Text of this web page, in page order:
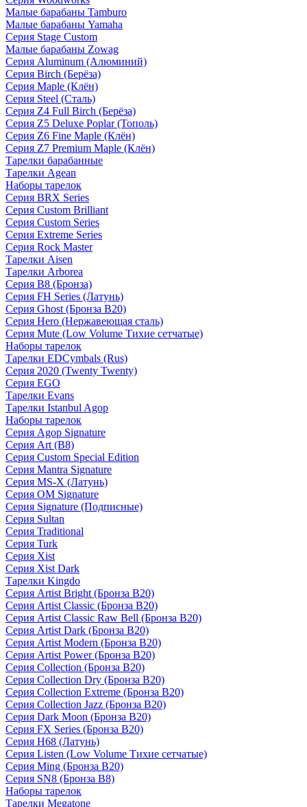
Малые барабаны Tamburo
Малые барабаны Yamaha
Серия Stage Custom
Малые барабаны Zowag
Серия Aluminum (Алюминий)
Серия Birch (Берёза)
Серия Maple (Клён)
Серия Steel (Сталь)
Серия Z4 Full Birch (Берёза)
Серия Z5 Deluxe Poplar (Тополь)
Серия Z6 Fine Maple (Клён)
Серия Z7 Premium Maple (Клён)
Тарелки барабанные
Тарелки Agean
Наборы тарелок
Серия BRX Series
Серия Custom Brilliant
Серия Custom Series
Серия Extreme Series
Серия Rock Master
Тарелки Aisen
Тарелки Arborea
Серия B8 (Бронза)
Серия FH Series (Латунь)
Серия Ghost (Бронза B20)
Серия Hero (Нержавеющая сталь)
Серия Mute (Low Volume Тихие сетчатые)
Наборы тарелок
Тарелки EDCymbals (Rus)
Серия 2020 (Twenty Twenty)
Серия EGO
Тарелки Evans
Тарелки Istanbul Agop
Наборы тарелок
Серия Agop Signature
Серия Art (B8)
Серия Custom Special Edition
Серия Mantra Signature
Серия MS-X (Латунь)
Серия OM Signature
Серия Signature (Подписные)
Серия Sultan
Серия Traditional
Серия Turk
Серия Xist
Серия Xist Dark
Тарелки Kingdo
Серия Artist Bright (Бронза B20)
Серия Artist Classic (Бронза B20)
Серия Artist Classic Raw Bell (Бронза B20)
Серия Artist Dark (Бронза B20)
Серия Artist Modern (Бронза B20)
Серия Artist Power (Бронза B20)
Серия Collection (Бронза B20)
Серия Collection Dry (Бронза B20)
Серия Collection Extreme (Бронза B20)
Серия Collection Jazz (Бронза B20)
Серия Dark Moon (Бронза B20)
Серия FX Series (Бронза B20)
Серия H68 (Латунь)
Серия Listen (Low Volume Тихие сетчатые)
Серия Ming (Бронза B20)
Серия SN8 (Бронза B8)
Наборы тарелок
Тарелки Megatone